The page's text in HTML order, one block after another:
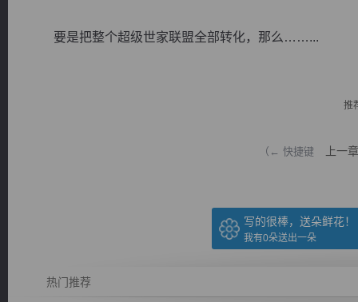
要是把整个超级世家联盟全部转化，那么……...
推
（← 快捷键 上一章
写的很棒，送朵鲜花！
我有0朵送出一朵
热门推荐